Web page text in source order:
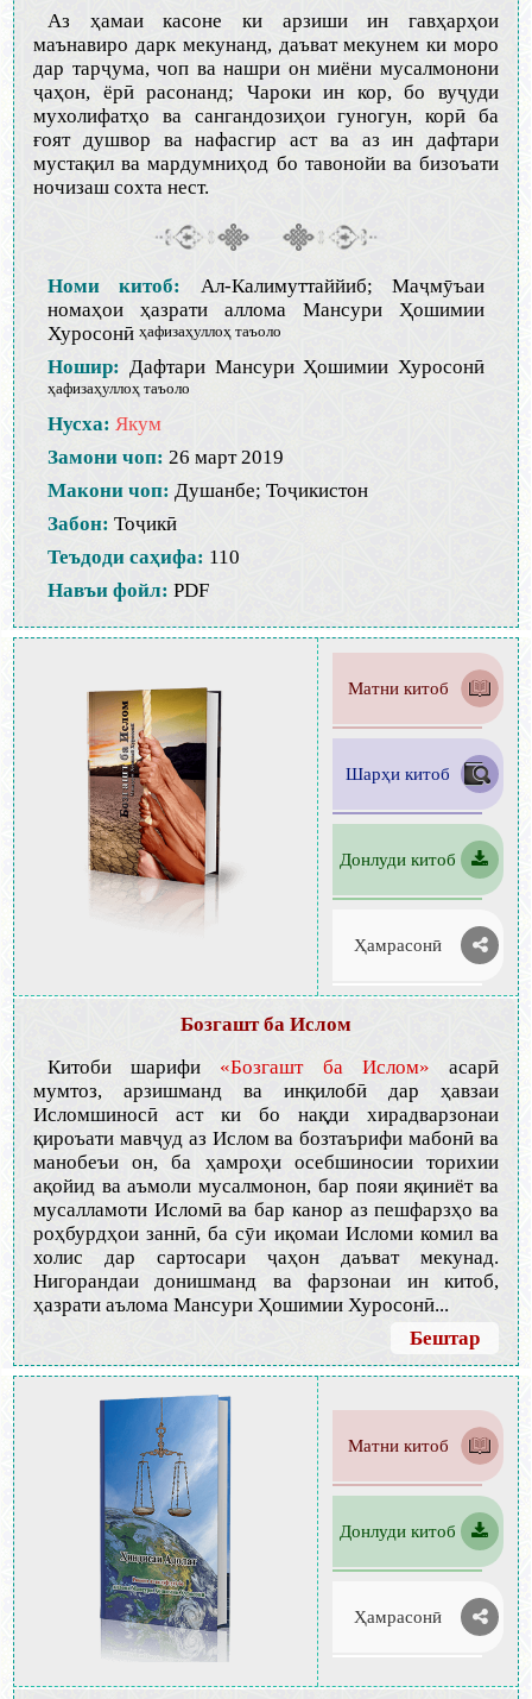
Аз ҳамаи касоне ки арзиши ин гавҳарҳои
маънавиро дарк мекунанд, даъват мекунем ки моро
дар тарҷума, чоп ва нашри он миёни мусалмонони
ҷаҳон, ёрӣ расонанд; Чароки ин кор, бо вуҷуди
мухолифатҳо ва сангандозиҳои гуногун, корӣ ба
ғоят душвор ва нафасгир аст ва аз ин дафтари
мустақил ва мардумниҳод бо тавонойи ва бизоъати
ночизаш сохта нест.
Номи китоб: Ал-Калимуттаййиб; Маҷмӯъаи
номаҳои ҳазрати аллома Мансури Ҳошимии
Хуросонӣ ҳафизаҳуллоҳ таъоло
Ношир: Дафтари Мансури Ҳошимии Хуросонӣ
ҳафизаҳуллоҳ таъоло
Нусха: Якум
Замони чоп: 26 март 2019
Макони чоп: Душанбе; Тоҷикистон
Забон: Тоҷикӣ
Теъдоди саҳифа: 110
Навъи фойл: PDF
Матни китоб
Шарҳи китоб
Донлуди китоб
Ҳамрасонӣ
Бозгашт ба Ислом
Китоби шарифи «Бозгашт ба Ислом» асарӣ
мумтоз, арзишманд ва инқилобӣ дар ҳавзаи
Исломшиносӣ аст ки бо нақди хирадварзонаи
қироъати мавҷуд аз Ислом ва бозтаърифи мабонӣ ва
манобеъи он, ба ҳамроҳи осебшиносии торихии
ақойид ва аъмоли мусалмонон, бар пояи яқиниёт ва
мусалламоти Исломӣ ва бар канор аз пешфарзҳо ва
роҳбурдҳои заннӣ, ба сӯи иқомаи Исломи комил ва
холис дар сартосари ҷаҳон даъват мекунад.
Нигорандаи донишманд ва фарзонаи ин китоб,
ҳазрати аълома Мансури Ҳошимии Хуросонӣ...
Бештар
Матни китоб
Донлуди китоб
Ҳамрасонӣ